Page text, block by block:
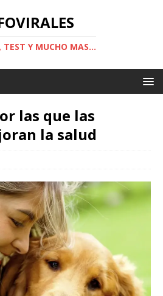
TEST Y MUCHO MAS...
las que las
la salud